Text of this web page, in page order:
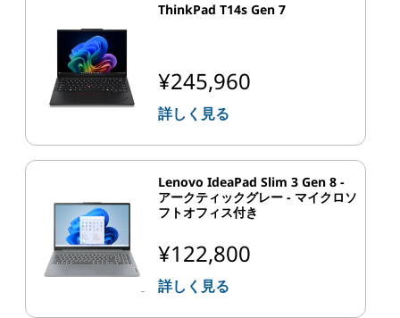
ThinkPad T14s Gen 7
¥245,960
詳しく見る
Lenovo IdeaPad Slim 3 Gen 8 -
アークティックグレー - マイクロソ
フトオフィス付き
¥122,800
詳しく見る